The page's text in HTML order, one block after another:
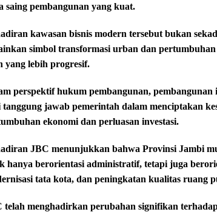
saing pembangunan yang kuat.
kawasan bisnis modern tersebut bukan
simbol transformasi urban dan
yang lebih progresif.
perspektif hukum pembangunan,
jawab pemerintah dalam menciptakan
ekonomi dan perluasan investasi.
JBC menunjukkan bahwa Provinsi Jambi
hanya berorientasi administratif, tetapi juga
tata kota, dan peningkatan kualitas ruang
telah menghadirkan perubahan signifikan